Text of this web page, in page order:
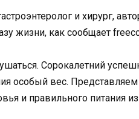
и хирург,
жизни, как сообщает
Сорокалетний
особый вес.
и правильного питания